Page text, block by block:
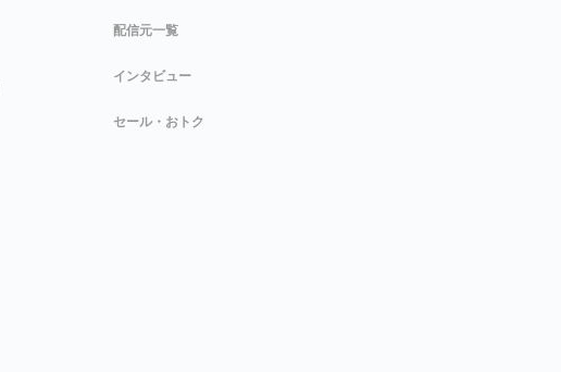
配信元一覧
インタビュー
セール・おトク